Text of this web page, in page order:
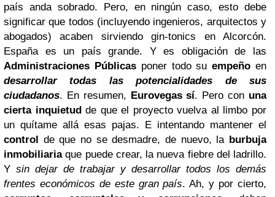
país anda sobrado. Pero, en ningún caso, esto debe
significar que todos (incluyendo ingenieros, arquitectos y
abogados) acaben sirviendo gin-tonics en Alcorcón.
España es un país grande. Y es obligación de las
Administraciones Públicasponer todo suempeño en
desarrollar todas las potencialidades de sus
ciudadanos. En resumen, Eurovegas sí. Pero con una
cierta inquietudde que el proyecto vuelva al limbo por
un quítame allá esas pajas. E intentando mantener el
control de que no se desmadre, de nuevo, la burbuja
inmobiliariaque puede crear, la nueva fiebre del ladrillo.
Y sin dejar de trabajar y desarrollar todos los demás
frentes económicos de este gran país. Ah, y por cierto,